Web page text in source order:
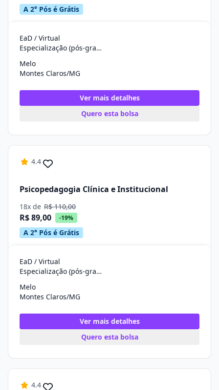
A 2° Pós é Grátis
EaD / Virtual
Especialização (pós-graduação)
Melo
Montes Claros/MG
Ver mais detalhes
Quero esta bolsa
4.4
Psicopedagogia Clínica e Institucional
18x de R$ 110,00
R$ 89,00 -19%
A 2° Pós é Grátis
EaD / Virtual
Especialização (pós-graduação)
Melo
Montes Claros/MG
Ver mais detalhes
Quero esta bolsa
4.4